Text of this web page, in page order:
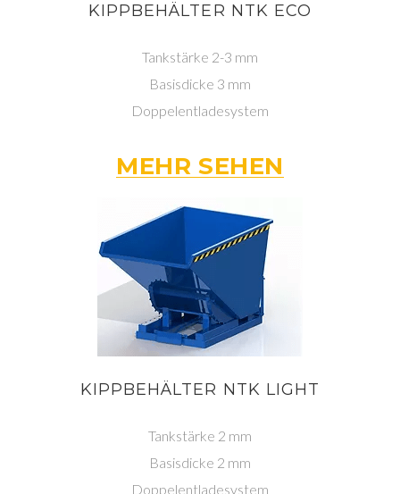
KIPPBEHÄLTER NTK ECO
Tankstärke 2-3 mm
Basisdicke 3 mm
Doppelentladesystem
MEHR SEHEN
KIPPBEHÄLTER NTK LIGHT
Tankstärke 2 mm
Basisdicke 2 mm
Doppelentladesystem